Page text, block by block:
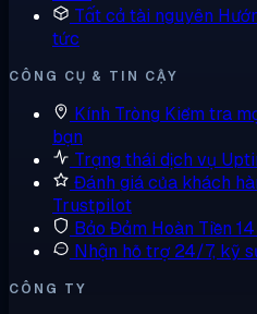
Tất cả tài nguyên
tức
CÔNG CỤ & TIN CẬY
Kính Tròng Kiểm tra
bạn
Trạng thái dịch vụ
Đánh giá của khách
Trustpilot
Bảo Đảm Hoàn Tiền
Nhận hỗ trợ 24/7, kỹ
CÔNG TY